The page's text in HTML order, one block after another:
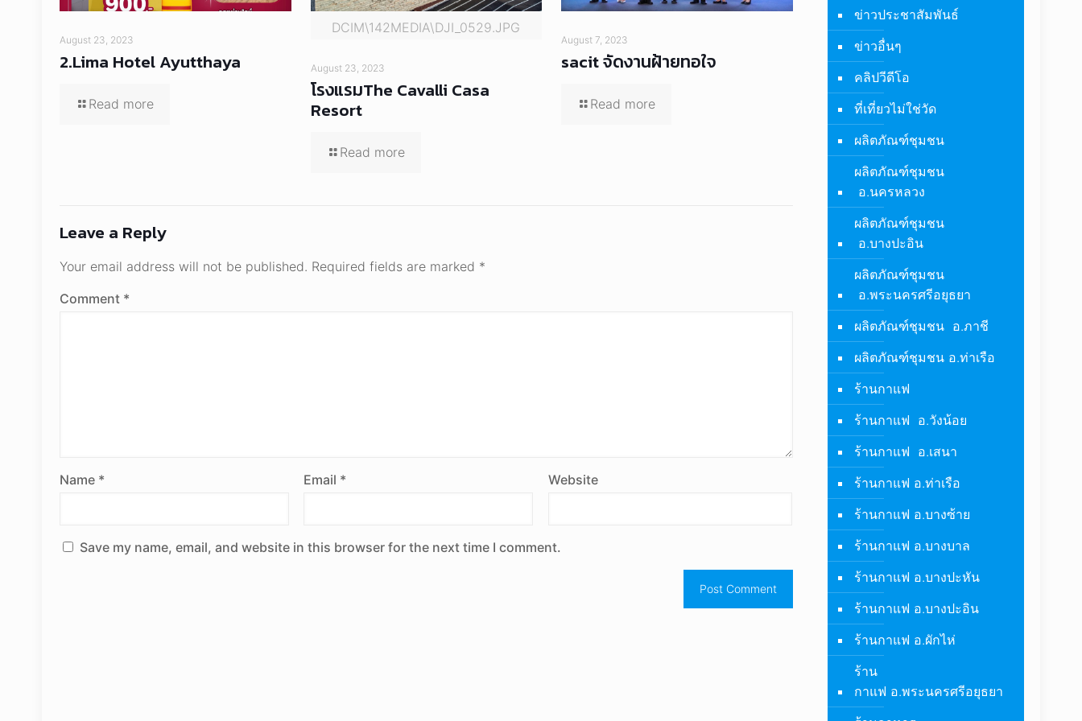
August 23, 2023
2.Lima Hotel Ayutthaya
Read more
DCIM\142MEDIA\DJI_0529.JPG
August 23, 2023
โรงแรมThe Cavalli Casa
Resort
Read more
August 7, 2023
sacit จัดงานฝ้ายทอใจ
Read more
Leave a Reply
Your email address will not be published. Required fields are marked *
Comment *
Name * Email * Website
Save my name, email, and website in this browser for the next time I comment.
ข่าวประชาสัมพันธ์
ข่าวอื่นๆ
คลิปวีดีโอ
ที่เที่ยวไม่ใช่วัด
ผลิตภัณฑ์ชุมชน
ผลิตภัณฑ์ชุมชน
อ.นครหลวง
ผลิตภัณฑ์ชุมชน
อ.บางปะอิน
ผลิตภัณฑ์ชุมชน
อ.พระนครศรีอยุธยา
ผลิตภัณฑ์ชุมชน อ.ภาชี
ผลิตภัณฑ์ชุมชน อ.ท่าเรือ
ร้านกาแฟ
ร้านกาแฟ อ.วังน้อย
ร้านกาแฟ อ.เสนา
ร้านกาแฟ อ.ท่าเรือ
ร้านกาแฟ อ.บางซ้าย
ร้านกาแฟ อ.บางบาล
ร้านกาแฟ อ.บางปะหัน
ร้านกาแฟ อ.บางปะอิน
ร้านกาแฟ อ.ผักไห่
ร้าน
กาแฟ อ.พระนครศรีอยุธยา